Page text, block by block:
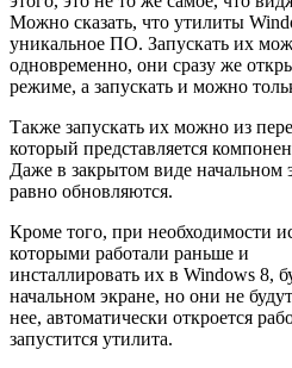
Можно сказать, что утилиты
уникальное ПО. Запускать их
одновременно, они сразу же
режиме, а запускать и можно
Также запускать их можно из
который представляется
Даже в закрытом виде начальном
равно обновляются.
Кроме того, при необходимости
которыми работали раньше и
инсталлировать их в Windows 8,
начальном экране, но они не
нее, автоматически откроется
запустится утилита.